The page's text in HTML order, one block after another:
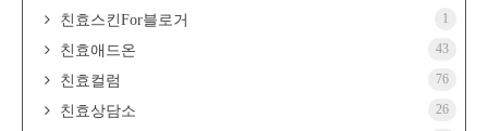
친효스킨For블로거 1
친효애드온 43
친효컬럼 76
친효상담소 26